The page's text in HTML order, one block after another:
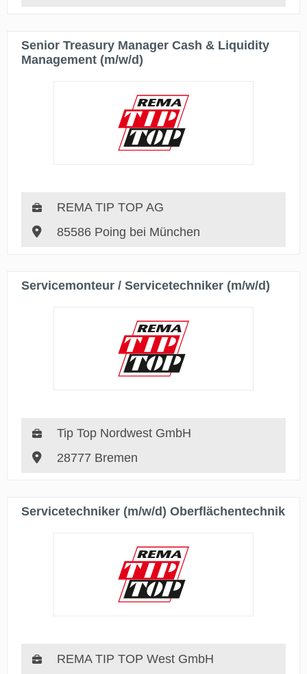
Senior Treasury Manager Cash & Liquidity
Management (m/w/d)
REMA TIP TOP AG
85586 Poing bei München
Servicemonteur / Servicetechniker (m/w/d)
Tip Top Nordwest GmbH
28777 Bremen
Servicetechniker (m/w/d) Oberflächentechnik
REMA TIP TOP West GmbH